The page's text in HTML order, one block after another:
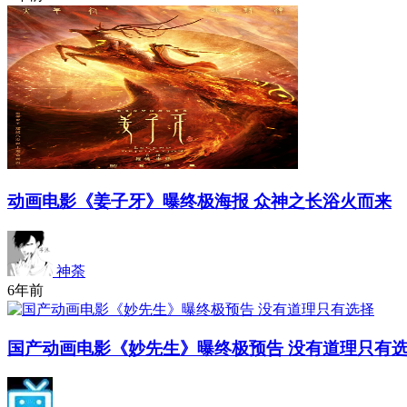
动画电影《姜子牙》曝终极海报 众神之长浴火而来
神荼
6年前
国产动画电影《妙先生》曝终极预告 没有道理只有